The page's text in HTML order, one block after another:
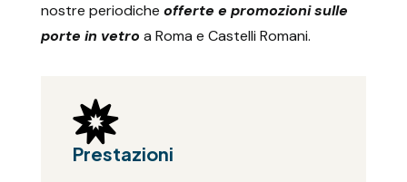
nostre periodiche offerte e promozioni sulle
porte in vetro a Roma e Castelli Romani.

Prestazioni